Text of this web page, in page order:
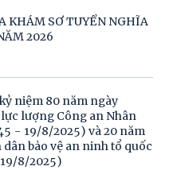
KHÁM SƠ TUYỂN NGHĨA
2026
niệm 80 năm ngày
lượng Công an Nhân
- 19/8/2025) và 20 năm
dân bảo vệ an ninh tổ quốc
8/2025)